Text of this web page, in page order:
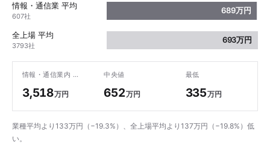
情報・通信業 平均
607社
689万円
全上場 平均
3793社
693万円
情報・通信業内 最高
3,518万円
中央値
652万円
最低
335万円
業種平均より133万円（−19.3%）、全上場平均より137万円（−19.8%）低
い。